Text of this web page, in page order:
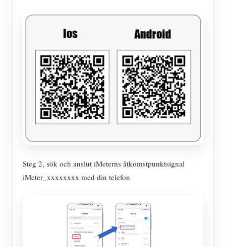
Steg 2, sök och anslut iMeterns åtkomstpunktsignal
iMeter_xxxxxxxx med din telefon